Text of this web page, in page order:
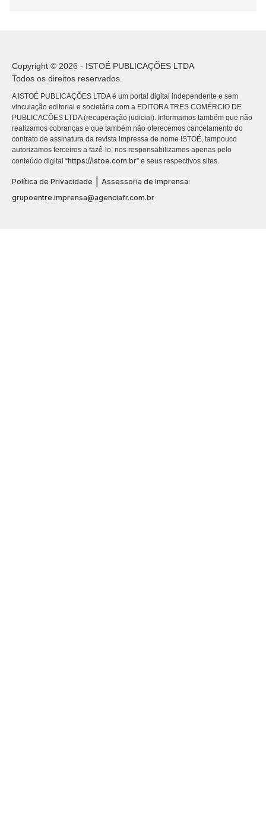
Copyright © 2026 - ISTOÉ PUBLICAÇÕES LTDA
Todos os direitos reservados.
A ISTOÉ PUBLICAÇÕES LTDA é um portal digital independente e sem
vinculação editorial e societária com a EDITORA TRES COMÉRCIO DE
PUBLICACÕES LTDA (recuperação judicial). Informamos também que não
realizamos cobranças e que também não oferecemos cancelamento do
contrato de assinatura da revista impressa de nome ISTOÉ, tampouco
autorizamos terceiros a fazê-lo, nos responsabilizamos apenas pelo
conteúdo digital “https://istoe.com.br” e seus respectivos sites.
Política de Privacidade
Assessoria de Imprensa:
grupoentre.imprensa@agenciafr.com.br